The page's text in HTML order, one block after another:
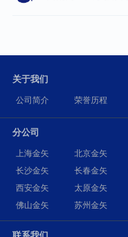
关于我们
公司简介 荣誉历程
分公司
上海金矢 北京金矢
长沙金矢
长春金矢
西安金矢
太原金矢
佛山金矢
苏州金矢